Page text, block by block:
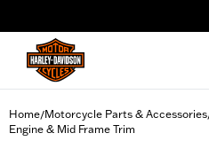
Home/Motorcycle Parts & Accessories
Engine & Mid Frame Trim